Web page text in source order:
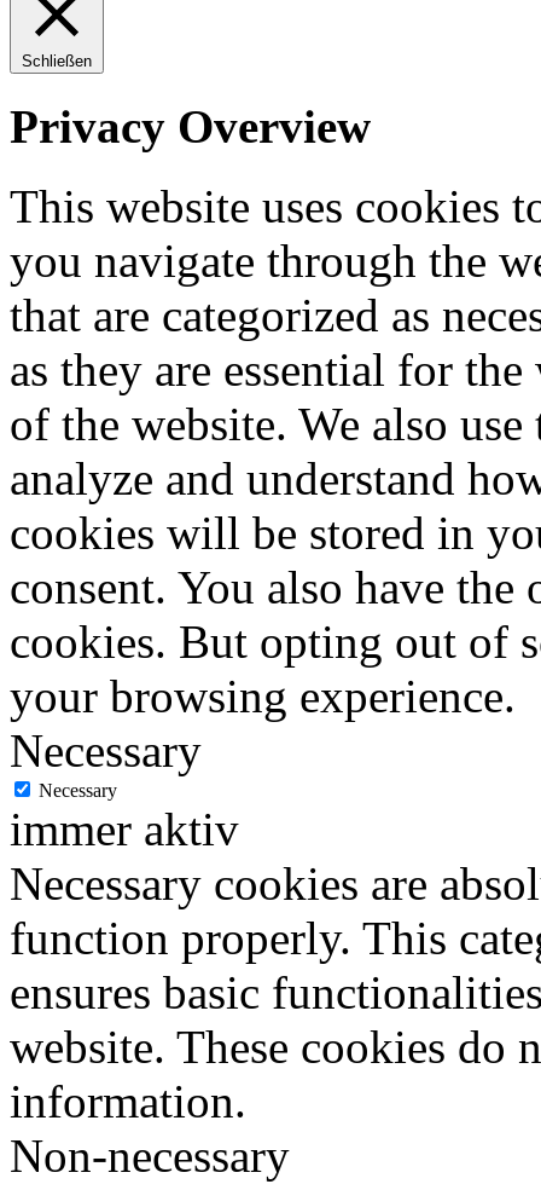
Schließen
Privacy Overview
This website uses cookies
you navigate through the
that are categorized as
as they are essential for
of the website. We also
analyze and understand
cookies will be stored in
consent. You also have
cookies. But opting out of
your browsing experience.
Necessary
Necessary
immer aktiv
Necessary cookies are
function properly. This
ensures basic
website. These cookies do
information.
Non-necessary